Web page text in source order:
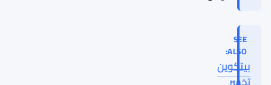
SEE
ALSO:
بيتكوين